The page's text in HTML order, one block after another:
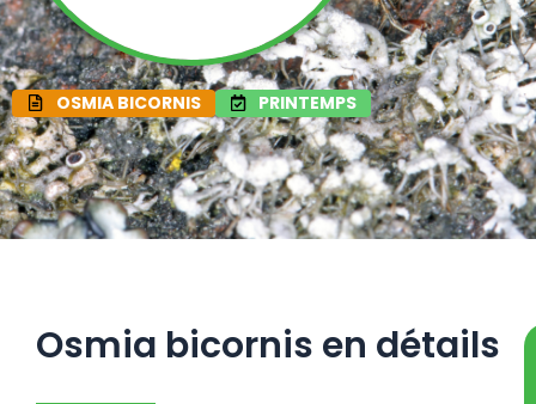
OSMIA BICORNIS PRINTEMPS
Osmia bicornis en détails